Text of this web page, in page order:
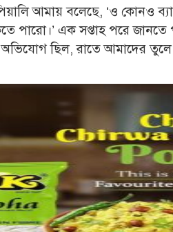
আমায় বলেছে, ‘ও কোনও
পারো।’ এক সপ্তাহ পরে
ছিল, রাতে আমাদের তুলে